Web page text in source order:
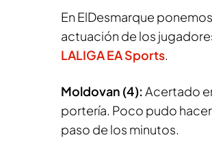
En ElDesmarque
actuación de los
LALIGA EA Sports.
Moldovan (4):Acertado
portería. Poco pudo
paso de los minutos.